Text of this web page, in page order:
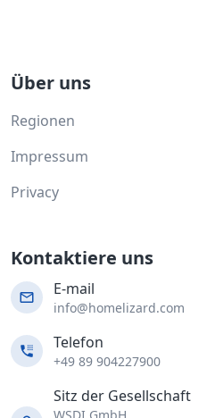
Über uns
Regionen
Impressum
Privacy
Kontaktiere uns
E-mail
info@homelizard.com
Telefon
+49 89 904227900
Sitz der Gesellschaft